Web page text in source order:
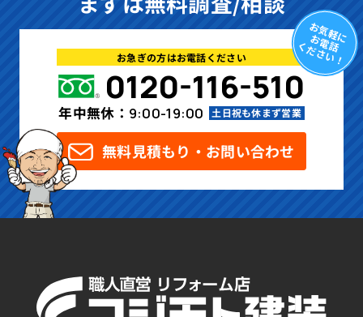
お気軽に
お電話
ください！
お急ぎの方はお電話ください
0120-116-510
年中無休： 9:00-19:00 土日祝も休まず営業
無料見積もり・お問い合わせ